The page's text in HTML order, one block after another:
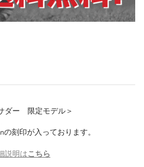
ダー 限定モデル＞
の刻印が入っております。
説明はこちら